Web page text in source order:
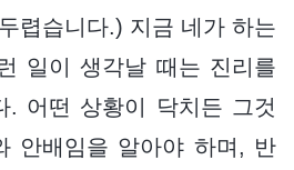
렵습니다.) 지금 네가 하는
일이 생각날 때는 진리를
. 어떤 상황이 닥치든 그것
안배임을 알아야 하며, 반